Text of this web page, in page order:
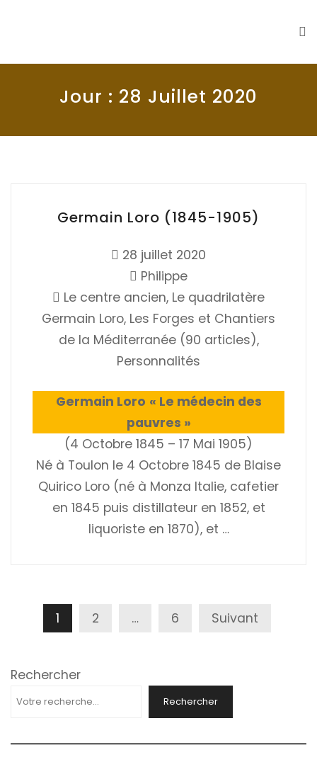
Jour : 28 Juillet 2020
Germain Loro (1845-1905)
28 juillet 2020
Philippe
Le centre ancien, Le quadrilatère
Germain Loro, Les Forges et Chantiers
de la Méditerranée (90 articles),
Personnalités
Germain Loro « Le médecin des
pauvres »
(4 Octobre 1845 – 17 Mai 1905)
Né à Toulon le 4 Octobre 1845 de Blaise
Quirico Loro (né à Monza Italie, cafetier
en 1845 puis distillateur en 1852, et
liquoriste en 1870), et …
Pagination
1 2 … 6 Suivant
Rechercher
Rechercher